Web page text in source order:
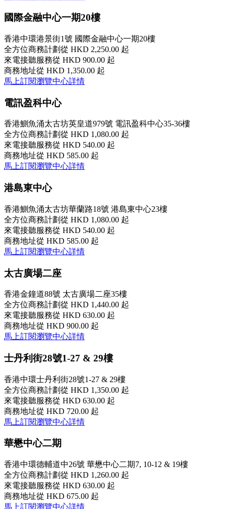
國際金融中心一期20樓
香港中環港景街1號 國際金融中心一期20樓
全方位商務計劃從 HKD 2,250.00 起
來電接聽服務從 HKD 900.00 起
商務地址從 HKD 1,350.00 起
馬上訂閱瀏覽中心詳情
電訊盈科中心
香港鰂魚涌太古坊英皇道979號 電訊盈科中心35-36樓
全方位商務計劃從 HKD 1,080.00 起
來電接聽服務從 HKD 540.00 起
商務地址從 HKD 585.00 起
馬上訂閱瀏覽中心詳情
港島東中心
香港鰂魚涌太古坊華蘭路18號 港島東中心23樓
全方位商務計劃從 HKD 1,080.00 起
來電接聽服務從 HKD 540.00 起
商務地址從 HKD 585.00 起
馬上訂閱瀏覽中心詳情
太古廣場二座
香港金鐘道88號 太古廣場二座35樓
全方位商務計劃從 HKD 1,440.00 起
來電接聽服務從 HKD 630.00 起
商務地址從 HKD 900.00 起
馬上訂閱瀏覽中心詳情
士丹利街28號1-27 & 29樓
香港中環士丹利街28號1-27 & 29樓
全方位商務計劃從 HKD 1,350.00 起
來電接聽服務從 HKD 630.00 起
商務地址從 HKD 720.00 起
馬上訂閱瀏覽中心詳情
華懋中心二期
香港中環德輔道中26號 華懋中心二期7, 10-12 & 19樓
全方位商務計劃從 HKD 1,260.00 起
來電接聽服務從 HKD 630.00 起
商務地址從 HKD 675.00 起
馬上訂閱瀏覽中心詳情